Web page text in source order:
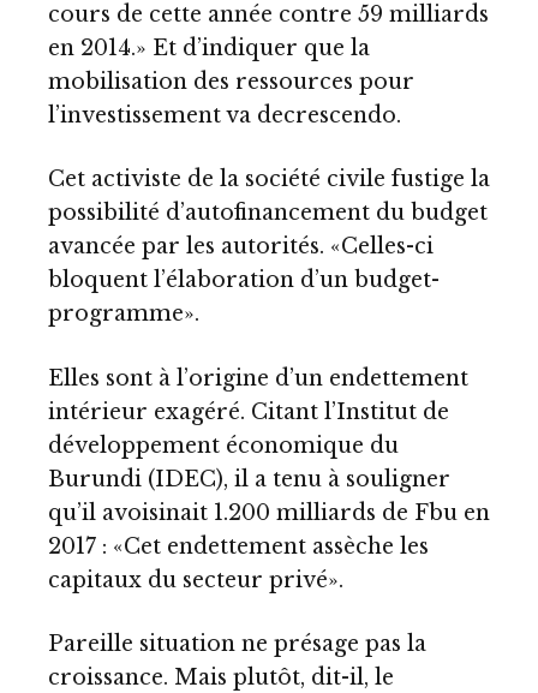
cours de cette année contre 59 milliards
en 2014.» Et d’indiquer que la
mobilisation des ressources pour
l’investissement va decrescendo.
Cet activiste de la société civile fustige la
possibilité d’autofinancement du budget
avancée par les autorités. «Celles-ci
bloquent l’élaboration d’un budget-
programme».
Elles sont à l’origine d’un endettement
intérieur exagéré. Citant l’Institut de
développement économique du
Burundi (IDEC), il a tenu à souligner
qu’il avoisinait 1.200 milliards de Fbu en
2017 : «Cet endettement assèche les
capitaux du secteur privé».
Pareille situation ne présage pas la
croissance. Mais plutôt, dit-il, le